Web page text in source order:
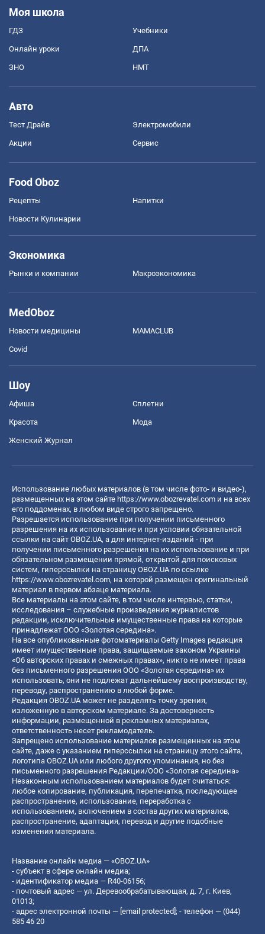
Моя школа
ГДЗ Учебники
Онлайн уроки ДПА
ЗНО НМТ
Авто
Тест Драйв Электромобили
Акции Сервис
Food Oboz
Рецепты Напитки
Новости Кулинарии
Экономика
Рынки и компании Mакроэкономика
MedOboz
Новости медицины MAMACLUB
Covid
Шоу
Афиша Сплетни
Красота Мода
Женский Журнал
Использование любых материалов (в том числе фото- и видео-),
размещенных на этом сайте https://www.obozrevatel.com и на всех
его поддоменах, в любом виде строго запрещено.
Разрешается использование при получении письменного
разрешения на их использование и при условии обязательной
ссылки на сайт OBOZ.UA, а для интернет-изданий - при
получении письменного разрешения на их использование и при
обязательном размещении прямой, открытой для поисковых
систем, гиперссылки на страницу OBOZ.UA по ссылке
https://www.obozrevatel.com, на которой размещен оригинальный
материал в первом абзаце материала.
Все материалы на этом сайте, в том числе интервью, статьи,
исследования – служебные произведения журналистов
редакции, исключительные имущественные права на которые
принадлежат ООО «Золотая середина».
На все опубликованные фотоматериалы Getty Images редакция
имеет имущественные права, защищаемые законом Украины
«Об авторских правах и смежных правах», никто не имеет права
без письменного разрешения ООО «Золотая середина» их
использовать, они не подлежат дальнейшему воспроизводству,
переводу, распространению в любой форме.
Редакция OBOZ.UA может не разделять точку зрения,
изложенную в авторском материале. За достоверность
информации, размещенной в рекламных материалах,
ответственность несет рекламодатель.
Запрещено использование материалов размещенных на этом
сайте, даже с указанием гиперссылки на страницу этого сайта,
логотипа OBOZ.UA или любого другого упоминания, но без
письменного разрешения Редакции/ООО «Золотая середина»
Незаконным использованием материалов будет считаться:
любое копирование, публикация, перепечатка, последующее
распространение, использование, переработка с
использованием, включением в состав других материалов,
распространение, адаптация, перевод и другие подобные
изменения материала.
Название онлайн медиа — «OBOZ.UA»
- субъект в сфере онлайн медиа;
- идентификатор медиа — R40-06156;
- почтовый адрес — ул. Деревообрабатывающая, д. 7, г. Киев,
01013;
- адрес электронной почты — [email protected]; - телефон — (044)
585 46 20